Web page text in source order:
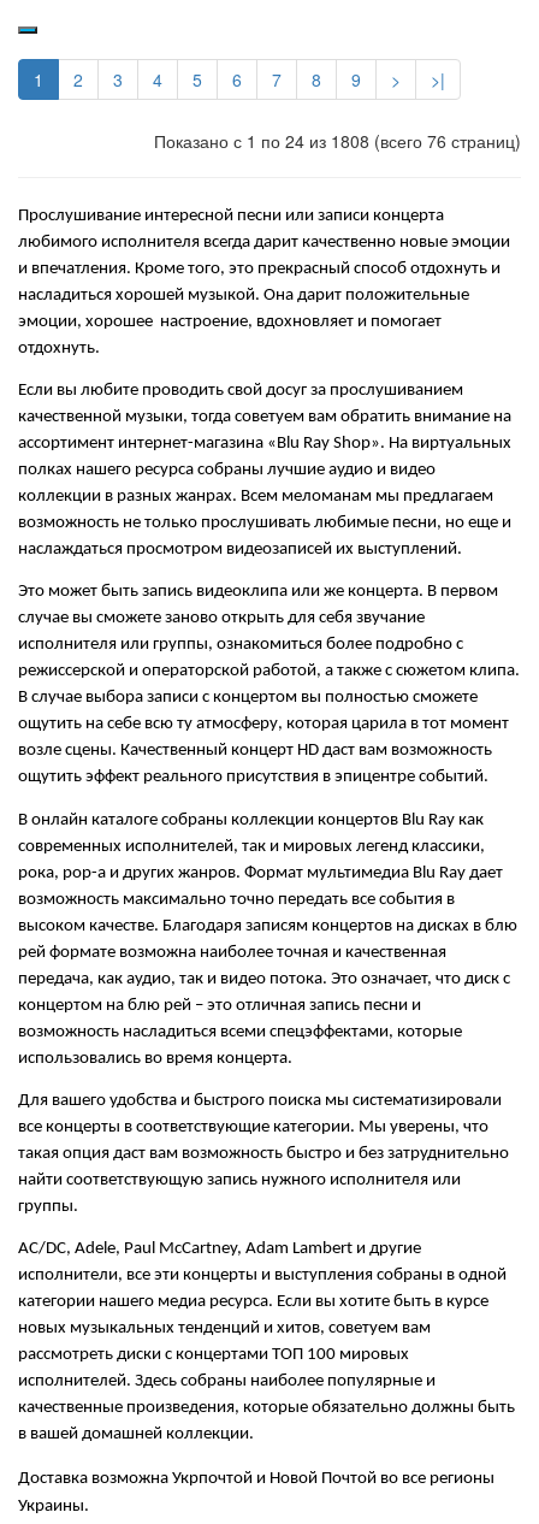
1 2 3 4 5 6 7 8 9 > >|
Показано с 1 по 24 из 1808 (всего 76 страниц)
Прослушивание интересной песни или записи концерта
любимого исполнителя всегда дарит качественно новые эмоции
и впечатления. Кроме того, это прекрасный способ отдохнуть и
насладиться хорошей музыкой. Она дарит положительные
эмоции, хорошее  настроение, вдохновляет и помогает
отдохнуть.
Если вы любите проводить свой досуг за прослушиванием
качественной музыки, тогда советуем вам обратить внимание на
ассортимент интернет-магазина «Blu Ray Shop». На виртуальных
полках нашего ресурса собраны лучшие аудио и видео
коллекции в разных жанрах. Всем меломанам мы предлагаем
возможность не только прослушивать любимые песни, но еще и
наслаждаться просмотром видеозаписей их выступлений.
Это может быть запись видеоклипа или же концерта. В первом
случае вы сможете заново открыть для себя звучание
исполнителя или группы, ознакомиться более подробно с
режиссерской и операторской работой, а также с сюжетом клипа.
В случае выбора записи с концертом вы полностью сможете
ощутить на себе всю ту атмосферу, которая царила в тот момент
возле сцены. Качественный концерт HD даст вам возможность
ощутить эффект реального присутствия в эпицентре событий.
В онлайн каталоге собраны коллекции концертов Blu Ray как
современных исполнителей, так и мировых легенд классики,
рока, pop-а и других жанров. Формат мультимедиа Blu Ray дает
возможность максимально точно передать все события в
высоком качестве. Благодаря записям концертов на дисках в блю
рей формате возможна наиболее точная и качественная
передача, как аудио, так и видео потока. Это означает, что диск с
концертом на блю рей – это отличная запись песни и
возможность насладиться всеми спецэффектами, которые
использовались во время концерта.
Для вашего удобства и быстрого поиска мы систематизировали
все концерты в соответствующие категории. Мы уверены, что
такая опция даст вам возможность быстро и без затруднительно
найти соответствующую запись нужного исполнителя или
группы.
AC/DC, Adele, Paul McCartney, Adam Lambert и другие
исполнители, все эти концерты и выступления собраны в одной
категории нашего медиа ресурса. Если вы хотите быть в курсе
новых музыкальных тенденций и хитов, советуем вам
рассмотреть диски с концертами ТОП 100 мировых
исполнителей. Здесь собраны наиболее популярные и
качественные произведения, которые обязательно должны быть
в вашей домашней коллекции.
Доставка возможна Укрпочтой и Новой Почтой во все регионы
Украины.